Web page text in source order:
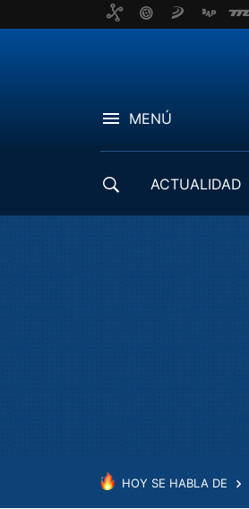
MENÚ
ACTUALIDAD
HOY SE HABLA DE